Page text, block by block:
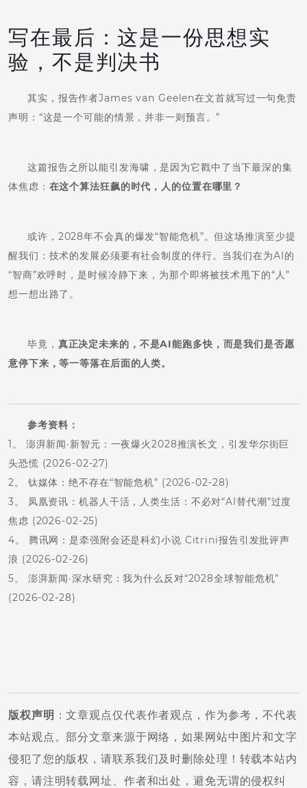
写在最后：这是一份思想实
验，不是判决书
其实，报告作者James van Geelen在文首就写过一句免责
声明：“这是一个可能的情景，并非一则预言。”
这篇报告之所以能引发海啸，是因为它戳中了当下最深的集
体焦虑： 在这个算法狂飙的时代，人的位置在哪里？
或许，2028年不会真的爆发“智能危机”。但这场推演至少提
醒我们：技术的发展必须要有社会制度的伴行。当我们在为AI的
“智商”欢呼时，是时候冷静下来，为那个即将被技术甩下的“人”
想一想出路了。
毕竟， 真正决定未来的，不是AI能跑多快，而是我们是否愿
意停下来，等一等落在后面的人类。
参考资料：
1。 澎湃新闻·新智元：一夜爆火2028推演长文，引发华尔街巨
头恐慌 (2026-02-27)
2。 钛媒体：绝不存在“智能危机” (2026-02-28)
3。 凤凰资讯：机器人干活，人类生活：不必对“AI替代潮”过度
焦虑 (2026-02-25)
4。 腾讯网：是牵强附会还是科幻小说 Citrini报告引发批评声
浪 (2026-02-26)
5。 澎湃新闻·深水研究：我为什么反对“2028全球智能危机”
(2026-02-28)
版权声明 ：文章观点仅代表作者观点，作为参考，不代表
本站观点。部分文章来源于网络，如果网站中图片和文字
侵犯了您的版权，请联系我们及时删除处理！转载本站内
容，请注明转载网址、作者和出处，避免无谓的侵权纠